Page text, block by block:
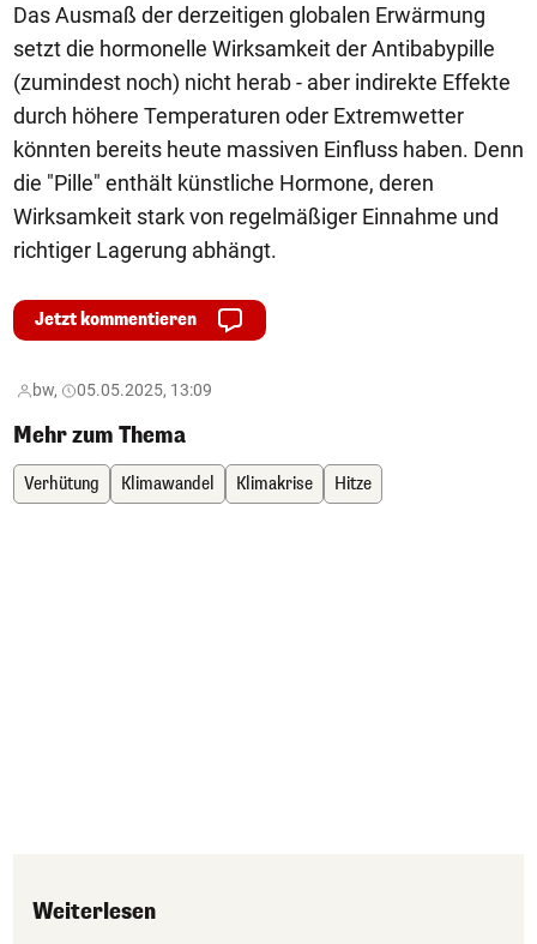
Das Ausmaß der derzeitigen globalen Erwärmung
setzt die hormonelle Wirksamkeit der Antibabypille
(zumindest noch) nicht herab - aber indirekte Effekte
durch höhere Temperaturen oder Extremwetter
könnten bereits heute massiven Einfluss haben. Denn
die "Pille" enthält künstliche Hormone, deren
Wirksamkeit stark von regelmäßiger Einnahme und
richtiger Lagerung abhängt.
Jetzt kommentieren
bw, 05.05.2025, 13:09
Mehr zum Thema
Verhütung Klimawandel Klimakrise Hitze
Weiterlesen